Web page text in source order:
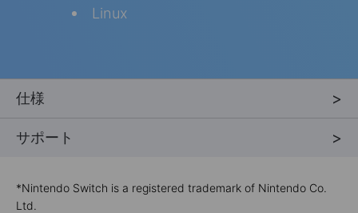
Linux
仕様
サポート
*Nintendo Switch is a registered trademark of Nintendo Co.
Ltd.